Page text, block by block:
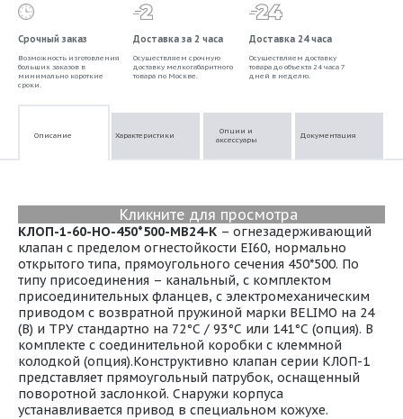
Срочный заказ
Возможность изготовления
больших заказов в
минимально короткие
сроки.
Доставка за 2 часа
Осуществляем срочную
доставку мелкогабаритного
товара по Москве.
Доставка 24 часа
Осуществляем доставку
товара до объекта 24 часа 7
дней в неделю.
Описание Характеристики
Опции и
аксессуары
Документация
Кликните для просмотра
КЛОП-1-60-НО-450*500-МВ24-К – огнезадерживающий
клапан с пределом огнестойкости EI60, нормально
открытого типа, прямоугольного сечения 450*500. По
типу присоединения – канальный, с комплектом
присоединительных фланцев, с электромеханическим
приводом с возвратной пружиной марки BELIMO на 24
(В) и ТРУ стандартно на 72°С / 93°С или 141°С (опция). В
комплекте с соединительной коробки с клеммной
колодкой (опция).Конструктивно клапан серии КЛОП-1
представляет прямоугольный патрубок, оснащенный
поворотной заслонкой. Снаружи корпуса
устанавливается привод в специальном кожухе.